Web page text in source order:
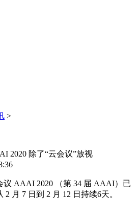
>
2020 除了“云会议”放视
AAAI 2020 （第 34 届 AAAI）已
月 7 日到 2 月 12 日持续6天。